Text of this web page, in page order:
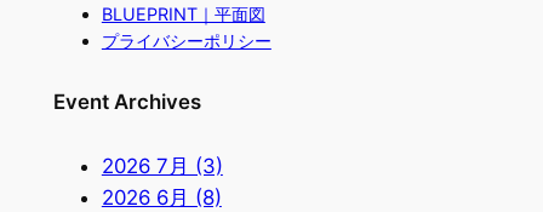
BLUEPRINT｜平面図
プライバシーポリシー
Event Archives
2026 7月 (3)
2026 6月 (8)